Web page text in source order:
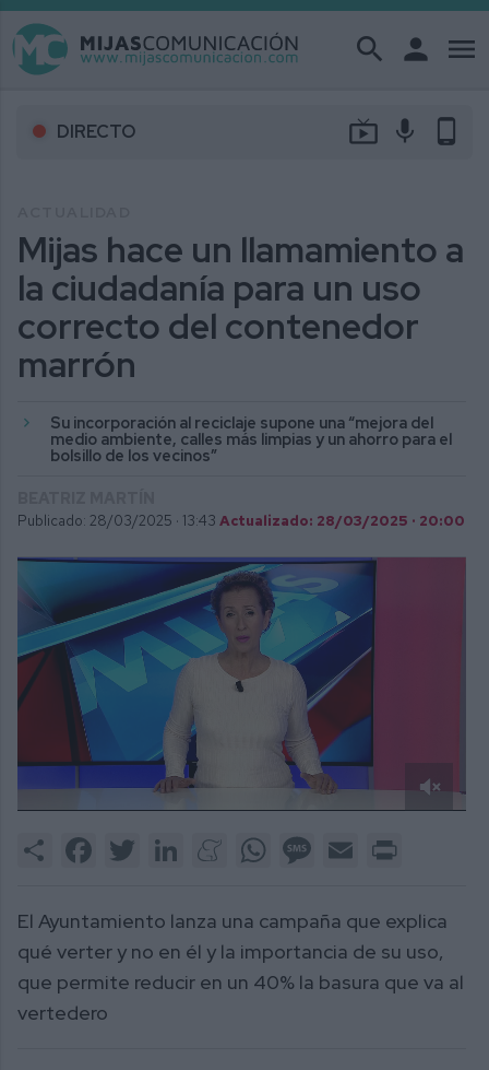
search person menu
DIRECTO live_tv mic phone_android
Mijas hace un llamamiento a
la ciudadanía para un uso
correcto del contenedor
marrón
Su incorporación al reciclaje supone una “mejora del
medio ambiente, calles más limpias y un ahorro para el
bolsillo de los vecinos”
Publicado: 28/03/2025 · 13:43 Actualizado: 28/03/2025 · 20:00
2
Share FacebookTwitter LinkedInMeneameWhatsAppMessage
Email
El Ayuntamiento lanza una campaña que explica
qué verter y no en él y la importancia de su uso,
que permite reducir en un 40% la basura que va al
vertedero